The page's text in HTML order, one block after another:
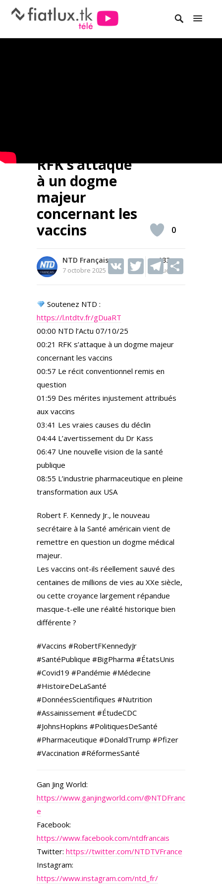
RFK s’attaque
à un dogme
majeur
concernant les
vaccins
NTD Français
7 octobre 2025
133
Vues
V T T
m
0
Soutenez NTD :
https://l.ntdtv.fr/gDuaRT
00:00 NTD l’Actu 07/10/25
00:21 RFK s’attaque à un dogme majeur
concernant les vaccins
00:57 Le récit conventionnel remis en
question
01:59 Des mérites injustement attribués
aux vaccins
03:41 Les vraies causes du déclin
04:44 L’avertissement du Dr Kass
06:47 Une nouvelle vision de la santé
publique
08:55 L’industrie pharmaceutique en pleine
transformation aux USA
Robert F. Kennedy Jr., le nouveau
secrétaire à la Santé américain vient de
remettre en question un dogme médical
majeur.
Les vaccins ont-ils réellement sauvé des
centaines de millions de vies au XXe siècle,
ou cette croyance largement répandue
masque-t-elle une réalité historique bien
différente ?
#Vaccins #RobertFKennedyJr
#SantéPublique #BigPharma #ÉtatsUnis
#Covid19 #Pandémie #Médecine
#HistoireDeLaSanté
#DonnéesScientifiques #Nutrition
#Assainissement #ÉtudeCDC
#JohnsHopkins #PolitiquesDeSanté
#Pharmaceutique #DonaldTrump #Pfizer
#Vaccination #RéformesSanté
Gan Jing World:
https://www.ganjingworld.com/@NTDFranc
e
Facebook:
https://www.facebook.com/ntdfrancais
Twitter: https://twitter.com/NTDTVFrance
Instagram:
https://www.instagram.com/ntd_fr/